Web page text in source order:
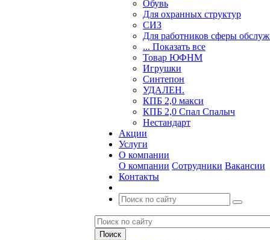
Обувь
Для охранных структур
СИЗ
Для работников сферы
... Показать все
Товар ЮФНМ
Игрушки
Синтепон
УДАЛЕН.
КПБ 2,0 макси
КПБ 2,0 Спал Спалыч
Нестандарт
Акции
Услуги
О компании
О компании Сотрудники Вакансии
Контакты